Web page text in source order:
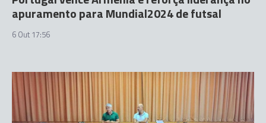
apuramento para Mundial2024 de futsal
6 Out 17:56